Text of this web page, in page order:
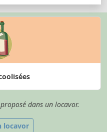
dans un locavor.
locavor